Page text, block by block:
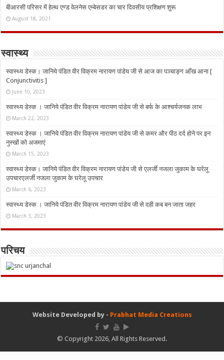
बीआरसी परिसर में हेल्थ एण्ड वेलनेस एम्बेसडर का चार दिवसीय प्रशिक्षण शुरू
August 18, 2021
स्वास्थ्य
स्वास्थ्य डेस्क। जानिये पंडित वीर विक्रम नारायण पांडेय जी से आज का पञ्चाङ्ग आँख आना [
Conjunctivitis ]
June 10, 2023
स्वास्थ्य डेस्क । जानिये पंडित वीर विक्रम नारायण पांडेय जी से बर्फ के आश्चर्यजनक लाभ
March 22, 2023
स्वास्थ्य डेस्क । जानिये पंडित वीर विक्रम नारायण पांडेय जी से कमर और पीठ दर्द होने पर इन
नुस्‍खों को अजमाएं
March 15, 2023
स्वास्थ्य डेस्क। जानिये पंडित वीर विक्रम नारायण पांडेय जी से एलर्जी नजला जुकाम के घरेलू
उपचारएलर्जी नजला जुकाम के घरेलू उपचार
March 6, 2023
स्वास्थ्य डेस्क । जानिये पंडित वीर विक्रम नारायण पांडेय जी से दही कब बन जाता जहर
March 3, 2023
परिचय
Website Developed by - Prabhat Media Creations
© Copyright 2026, All Rights Reserved.